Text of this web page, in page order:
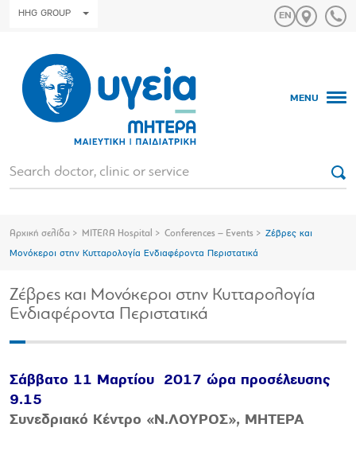
HHG GROUP
MENU
Αρχική σελίδα MITERA Hospital Conferences – Events Ζέβρες και
Μονόκεροι στην Κυτταρολογία Ενδιαφέροντα Περιστατικά
Ζέβρες και Μονόκεροι στην Κυτταρολογία
Ενδιαφέροντα Περιστατικά
Σάββατο 11 Mαρτίου 2017 ώρα προσέλευσης
9.15
Συνεδριακό Κέντρο «Ν.ΛΟΥΡΟΣ», ΜΗΤΕΡΑ